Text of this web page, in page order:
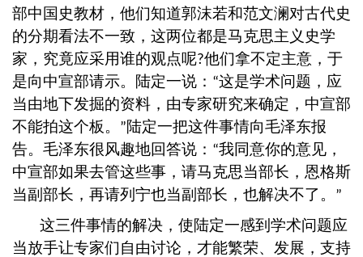
部中国史教材，他们知道郭沫若和范文澜对古代史
的分期看法不一致，这两位都是马克思主义史学
家，究竟应采用谁的观点呢?他们拿不定主意，于
是向中宣部请示。陆定一说： “这是学术问题，应
当由地下发掘的资料，由专家研究来确定，中宣部
不能拍这个板。
”陆定一把这件事情向毛泽东报
告。毛泽东很风趣地回答说： “我同意你的意见，
中宣部如果去管这些事，请马克思当部长，恩格斯
当副部长，再请列宁也当副部长，也解决不了。
”
这三件事情的解决，使陆定一感到学术问题应
当放手让专家们自由讨论，才能繁荣、发展，支持